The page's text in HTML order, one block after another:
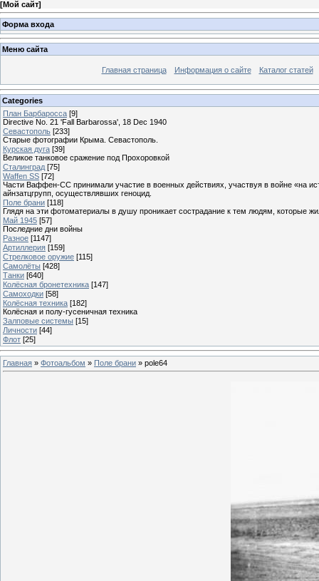
[Мой сайт]
Форма входа
Меню сайта
Главная страница Информация о сайте Каталог статей
Categories
План Барбаросса [9]
Directive No. 21 'Fall Barbarossa', 18 Dec 1940
Севастополь [233]
Старые фотографии Крыма. Севастополь.
Курская дуга [39]
Великое танковое сражение под Прохоровкой
Сталинград [75]
Waffen SS [72]
Части Ваффен-СС принимали участие в военных действиях, участвуя в войне «на
айнзатцгрупп, осуществлявших геноцид.
Поле брани [118]
Глядя на эти фотоматериалы в душу проникает сострадание к тем людям, которые
Май 1945 [57]
Последние дни войны
Разное [1147]
Артиллерия [159]
Стрелковое оружие [115]
Самолёты [428]
Танки [640]
Колёсная бронетехника [147]
Самоходки [58]
Колёсная техника [182]
Колёсная и полу-гусеничная техника
Залповые системы [15]
Личности [44]
Флот [25]
Главная » Фотоальбом » Поле брани » pole64